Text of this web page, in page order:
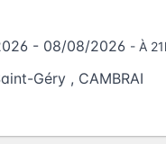
- 08/08/2026 - À
Géry , CAMBRAI